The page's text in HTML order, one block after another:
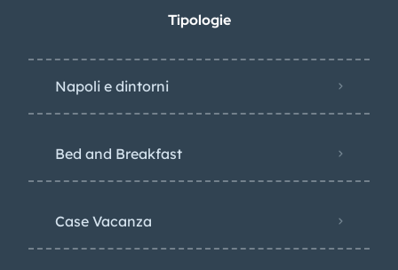
Tipologie
Napoli e dintorni
Bed and Breakfast
Case Vacanza